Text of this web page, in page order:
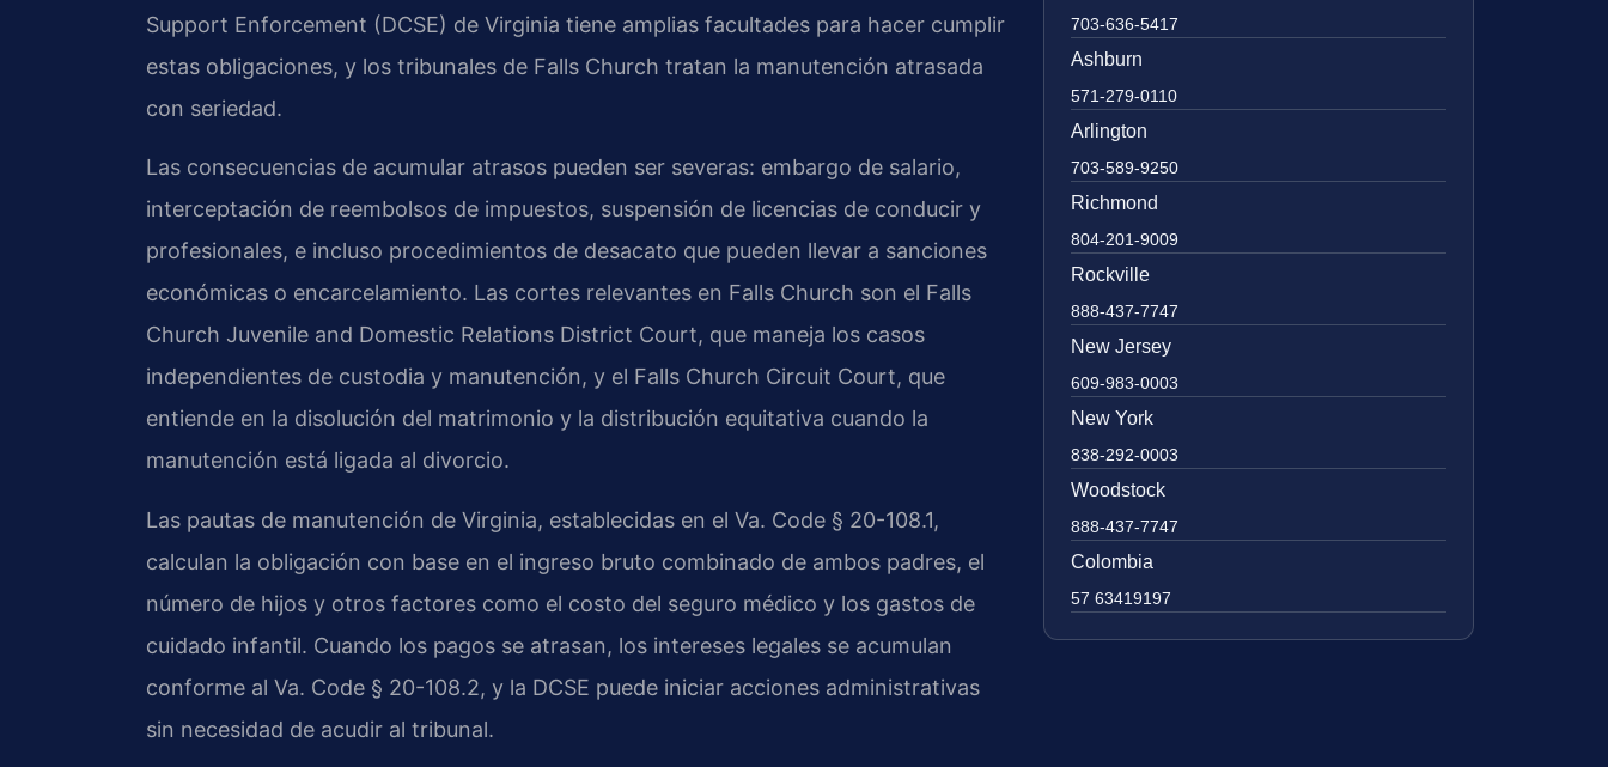
Support Enforcement (DCSE) de Virginia tiene amplias facultades para hacer cumplir
estas obligaciones, y los tribunales de Falls Church tratan la manutención atrasada
con seriedad.
Las consecuencias de acumular atrasos pueden ser severas: embargo de salario,
interceptación de reembolsos de impuestos, suspensión de licencias de conducir y
profesionales, e incluso procedimientos de desacato que pueden llevar a sanciones
económicas o encarcelamiento. Las cortes relevantes en Falls Church son el Falls
Church Juvenile and Domestic Relations District Court, que maneja los casos
independientes de custodia y manutención, y el Falls Church Circuit Court, que
entiende en la disolución del matrimonio y la distribución equitativa cuando la
manutención está ligada al divorcio.
Las pautas de manutención de Virginia, establecidas en el Va. Code § 20-108.1,
calculan la obligación con base en el ingreso bruto combinado de ambos padres, el
número de hijos y otros factores como el costo del seguro médico y los gastos de
cuidado infantil. Cuando los pagos se atrasan, los intereses legales se acumulan
conforme al Va. Code § 20-108.2, y la DCSE puede iniciar acciones administrativas
sin necesidad de acudir al tribunal.
703-636-5417
Ashburn
571-279-0110
Arlington
703-589-9250
Richmond
804-201-9009
Rockville
888-437-7747
New Jersey
609-983-0003
New York
838-292-0003
Woodstock
888-437-7747
Colombia
57 63419197